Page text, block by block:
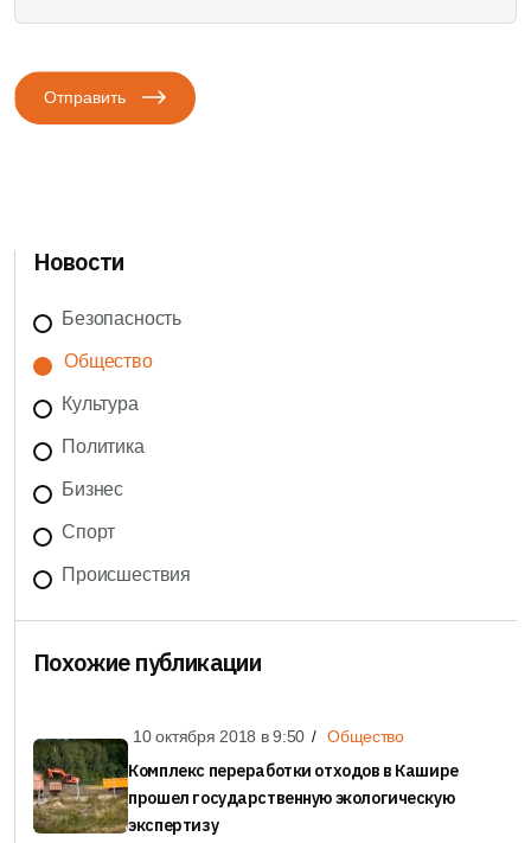
Отправить
Новости
Безопасность
Общество
Культура
Политика
Бизнес
Спорт
Происшествия
Похожие публикации
10 октября 2018 в9:50 Общество
Комплекс переработки отходов в Кашире
прошел государственную экологическую
экспертизу